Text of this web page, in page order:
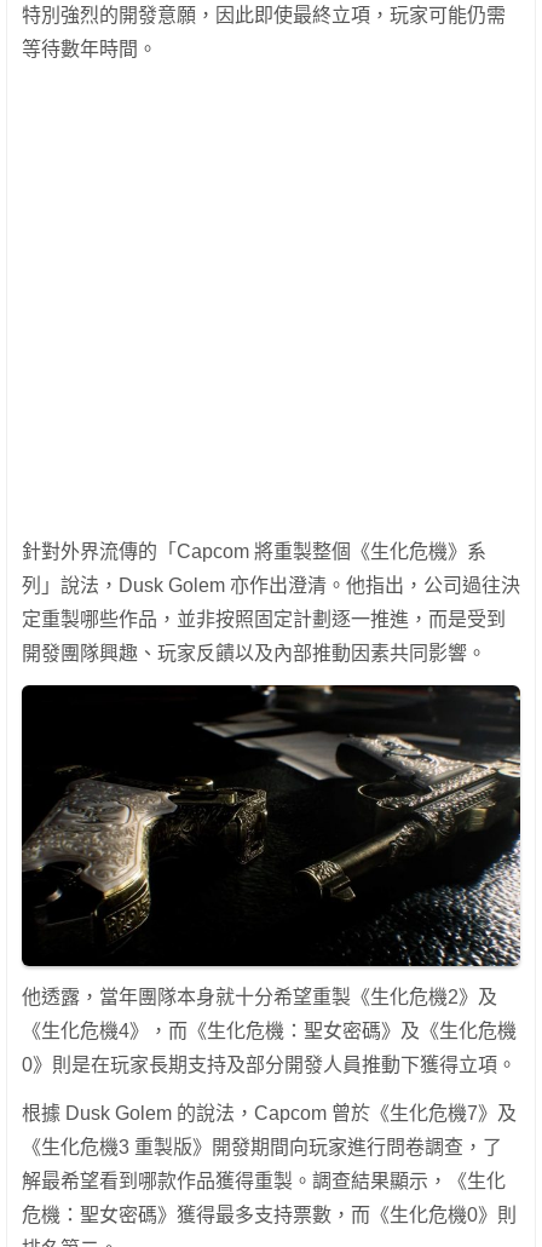
特別強烈的開發意願，因此即使最終立項，玩家可能仍需
等待數年時間。
針對外界流傳的「Capcom 將重製整個《生化危機》系
列」說法，Dusk Golem 亦作出澄清。他指出，公司過往決
定重製哪些作品，並非按照固定計劃逐一推進，而是受到
開發團隊興趣、玩家反饋以及內部推動因素共同影響。
他透露，當年團隊本身就十分希望重製《生化危機2》及
《生化危機4》，而《生化危機：聖女密碼》及《生化危機
0》則是在玩家長期支持及部分開發人員推動下獲得立項。
根據 Dusk Golem 的說法，Capcom 曾於《生化危機7》及
《生化危機3 重製版》開發期間向玩家進行問卷調查，了
解最希望看到哪款作品獲得重製。調查結果顯示，《生化
危機：聖女密碼》獲得最多支持票數，而《生化危機0》則